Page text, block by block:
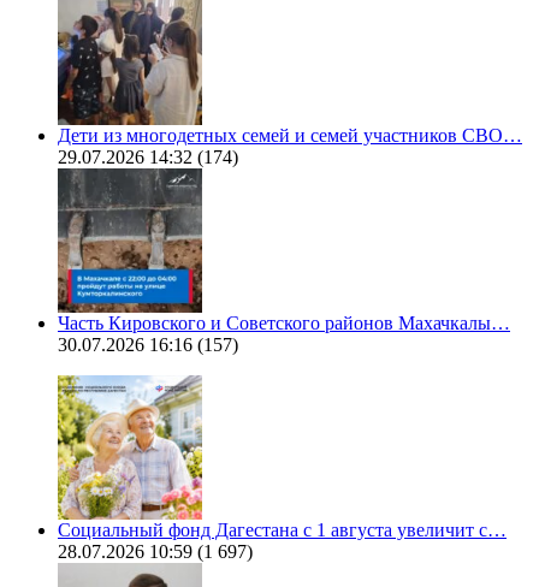
Дети из многодетных семей и семей участников СВО…
29.07.2026 14:32 (174)
Часть Кировского и Советского районов Махачкалы…
30.07.2026 16:16 (157)
Социальный фонд Дагестана с 1 августа увеличит с…
28.07.2026 10:59 (1 697)